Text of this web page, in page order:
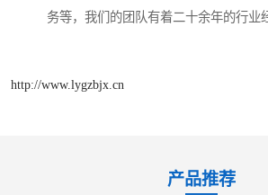
务等，我们的团队有着二十余年的行业
http://www.lygzbjx.cn
产品推荐